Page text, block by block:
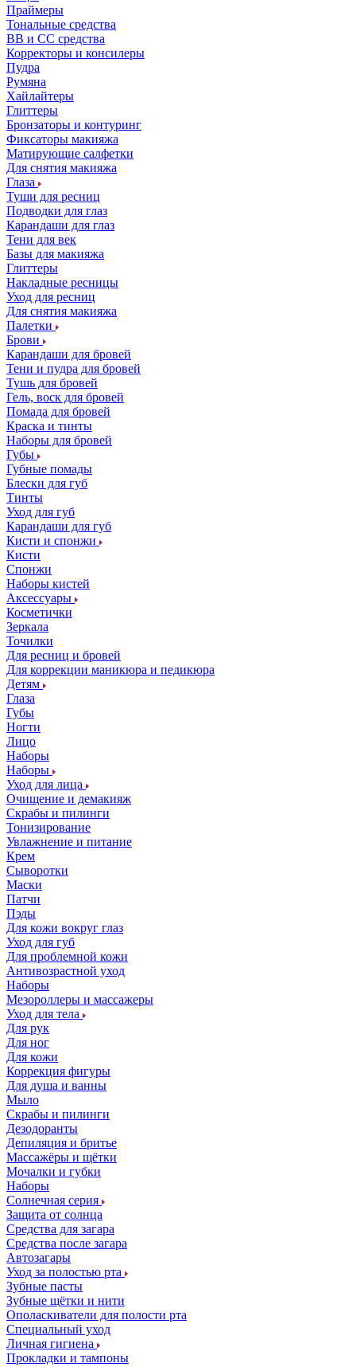
Праймеры
Тональные средства
ВВ и СС средства
Корректоры и консилеры
Пудра
Румяна
Хайлайтеры
Глиттеры
Бронзаторы и контуринг
Фиксаторы макияжа
Матирующие салфетки
Для снятия макияжа
Глаза
Туши для ресниц
Подводки для глаз
Карандаши для глаз
Тени для век
Базы для макияжа
Глиттеры
Накладные ресницы
Уход для ресниц
Для снятия макияжа
Палетки
Брови
Карандаши для бровей
Тени и пудра для бровей
Тушь для бровей
Гель, воск для бровей
Помада для бровей
Краска и тинты
Наборы для бровей
Губы
Губные помады
Блески для губ
Тинты
Уход для губ
Карандаши для губ
Кисти и спонжи
Кисти
Спонжи
Наборы кистей
Аксессуары
Косметички
Зеркала
Точилки
Для ресниц и бровей
Для коррекции маникюра и педикюра
Детям
Глаза
Губы
Ногти
Лицо
Наборы
Наборы
Уход для лица
Очищение и демакияж
Скрабы и пилинги
Тонизирование
Увлажнение и питание
Крем
Сыворотки
Маски
Патчи
Пэды
Для кожи вокруг глаз
Уход для губ
Для проблемной кожи
Антивозрастной уход
Наборы
Мезороллеры и массажеры
Уход для тела
Для рук
Для ног
Для кожи
Коррекция фигуры
Для душа и ванны
Мыло
Скрабы и пилинги
Дезодоранты
Депиляция и бритье
Массажёры и щётки
Мочалки и губки
Наборы
Солнечная серия
Защита от солнца
Средства для загара
Средства после загара
Автозагары
Уход за полостью рта
Зубные пасты
Зубные щётки и нити
Ополаскиватели для полости рта
Специальный уход
Личная гигиена
Прокладки и тампоны